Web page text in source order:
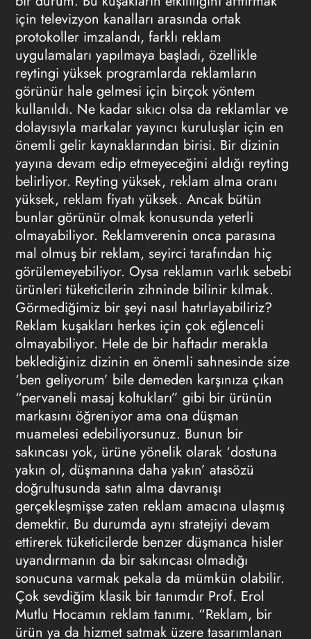
için televizyon kanalları arasında ortak
protokoller imzalandı, farklı reklam
uygulamaları yapılmaya başladı, özellikle
reytingi yüksek programlarda reklamların
görünür hale gelmesi için birçok yöntem
kullanıldı. Ne kadar sıkıcı olsa da reklamlar ve
dolayısıyla markalar yayıncı kuruluşlar için en
önemli gelir kaynaklarından birisi. Bir dizinin
yayına devam edip etmeyeceğini aldığı reyting
belirliyor. Reyting yüksek, reklam alma oranı
yüksek, reklam fiyatı yüksek. Ancak bütün
bunlar görünür olmak konusunda yeterli
olmayabiliyor. Reklamverenin onca parasına
mal olmuş bir reklam, seyirci tarafından hiç
görülemeyebiliyor. Oysa reklamın varlık sebebi
ürünleri tüketicilerin zihninde bilinir kılmak.
Görmediğimiz bir şeyi nasıl hatırlayabiliriz?
Reklam kuşakları herkes için çok eğlenceli
olmayabiliyor. Hele de bir haftadır merakla
beklediğiniz dizinin en önemli sahnesinde size
‘ben geliyorum’ bile demeden karşınıza çıkan
“pervaneli masaj koltukları” gibi bir ürünün
markasını öğreniyor ama ona düşman
muamelesi edebiliyorsunuz. Bunun bir
sakıncası yok, ürüne yönelik olarak ‘dostuna
yakın ol, düşmanına daha yakın’ atasözü
doğrultusunda satın alma davranışı
gerçekleşmişse zaten reklam amacına ulaşmış
demektir. Bu durumda aynı stratejiyi devam
ettirerek tüketicilerde benzer düşmanca hisler
uyandırmanın da bir sakıncası olmadığı
sonucuna varmak pekala da mümkün olabilir.
Çok sevdiğim klasik bir tanımdır Prof. Erol
Mutlu Hocamın reklam tanımı. “Reklam, bir
ürün ya da hizmet satmak üzere tasarımlanan